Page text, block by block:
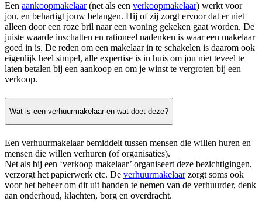
Een aankoopmakelaar(net als een verkoopmakelaar) werkt voor
jou, en behartigt jouw belangen. Hij of zij zorgt ervoor dat er niet
alleen door een roze bril naar een woning gekeken gaat worden. De
juiste waarde inschatten en rationeel nadenken is waar een makelaar
goed in is. De reden om een makelaar in te schakelen is daarom ook
eigenlijk heel simpel, alle expertise is in huis om jou niet teveel te
laten betalen bij een aankoop en om je winst te vergroten bij een
verkoop.
Wat is een verhuurmakelaar en wat doet deze?
Een verhuurmakelaar bemiddelt tussen mensen die willen huren en
mensen die willen verhuren (of organisaties).
Net als bij een ‘verkoop makelaar’ organiseert deze bezichtigingen,
verzorgt het papierwerk etc. De verhuurmakelaarzorgt soms ook
voor het beheer om dit uit handen te nemen van de verhuurder, denk
aan onderhoud, klachten, borg en overdracht.